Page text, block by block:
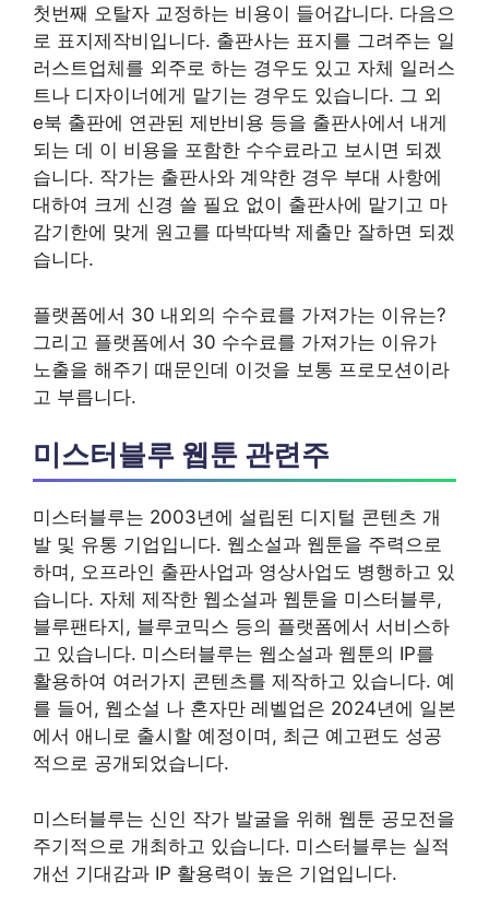
첫번째 오탈자 교정하는 비용이 들어갑니다. 다음으
로 표지제작비입니다. 출판사는 표지를 그려주는 일
러스트업체를 외주로 하는 경우도 있고 자체 일러스
트나 디자이너에게 맡기는 경우도 있습니다. 그 외
e북 출판에 연관된 제반비용 등을 출판사에서 내게
되는 데 이 비용을 포함한 수수료라고 보시면 되겠
습니다. 작가는 출판사와 계약한 경우 부대 사항에
대하여 크게 신경 쓸 필요 없이 출판사에 맡기고 마
감기한에 맞게 원고를 따박따박 제출만 잘하면 되겠
습니다.
플랫폼에서 30 내외의 수수료를 가져가는 이유는?
그리고 플랫폼에서 30 수수료를 가져가는 이유가
노출을 해주기 때문인데 이것을 보통 프로모션이라
고 부릅니다.
미스터블루 웹툰 관련주
미스터블루는 2003년에 설립된 디지털 콘텐츠 개
발 및 유통 기업입니다. 웹소설과 웹툰을 주력으로
하며, 오프라인 출판사업과 영상사업도 병행하고 있
습니다. 자체 제작한 웹소설과 웹툰을 미스터블루,
블루팬타지, 블루코믹스 등의 플랫폼에서 서비스하
고 있습니다. 미스터블루는 웹소설과 웹툰의 IP를
활용하여 여러가지 콘텐츠를 제작하고 있습니다. 예
를 들어, 웹소설 나 혼자만 레벨업은 2024년에 일본
에서 애니로 출시할 예정이며, 최근 예고편도 성공
적으로 공개되었습니다.
미스터블루는 신인 작가 발굴을 위해 웹툰 공모전을
주기적으로 개최하고 있습니다. 미스터블루는 실적
개선 기대감과 IP 활용력이 높은 기업입니다.